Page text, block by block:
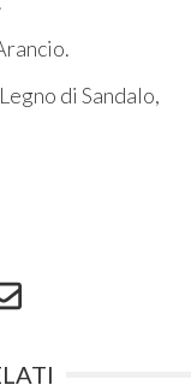
di Sandalo,